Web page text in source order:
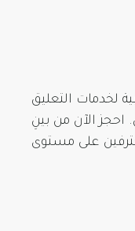
لخدمات التعليق
احجز الآن من بينِ
على مستوى